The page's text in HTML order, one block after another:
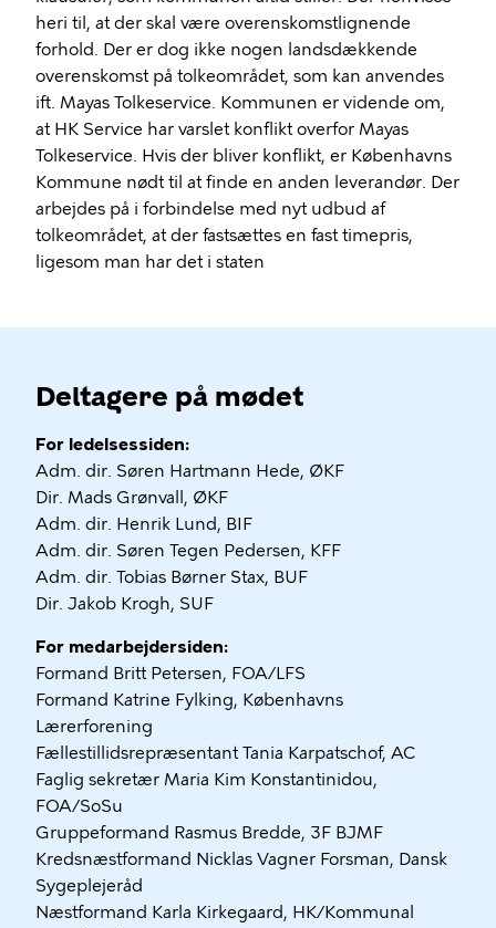
heri til, at der skal være overenskomstlignende
forhold. Der er dog ikke nogen landsdækkende
overenskomst på tolkeområdet, som kan anvendes
ift. Mayas Tolkeservice. Kommunen er vidende om,
at HK Service har varslet konflikt overfor Mayas
Tolkeservice. Hvis der bliver konflikt, er Københavns
Kommune nødt til at finde en anden leverandør. Der
arbejdes på i forbindelse med nyt udbud af
tolkeområdet, at der fastsættes en fast timepris,
ligesom man har det i staten
Deltagere på mødet
For ledelsessiden:
Adm. dir. Søren Hartmann Hede, ØKF
Dir. Mads Grønvall, ØKF
Adm. dir. Henrik Lund, BIF
Adm. dir. Søren Tegen Pedersen, KFF
Adm. dir. Tobias Børner Stax, BUF
Dir. Jakob Krogh, SUF
For medarbejdersiden:
Formand Britt Petersen, FOA/LFS
Formand Katrine Fylking, Københavns
Lærerforening
Fællestillidsrepræsentant Tania Karpatschof, AC
Faglig sekretær Maria Kim Konstantinidou,
FOA/SoSu
Gruppeformand Rasmus Bredde, 3F BJMF
Kredsnæstformand Nicklas Vagner Forsman, Dansk
Sygeplejeråd
Næstformand Karla Kirkegaard, HK/Kommunal